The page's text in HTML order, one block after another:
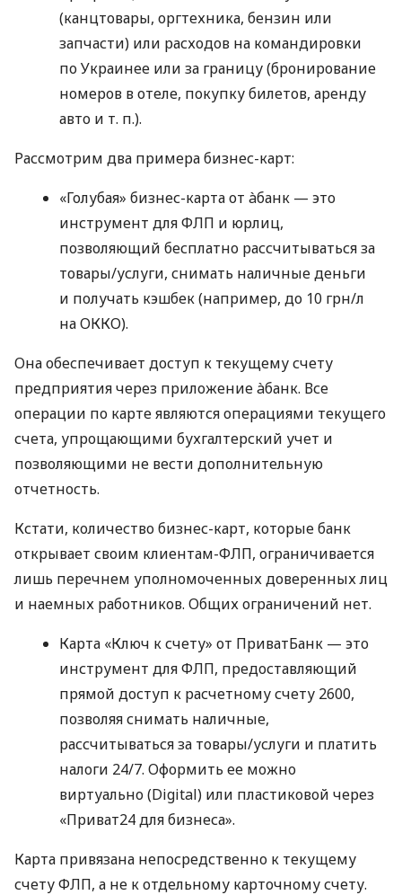
(канцтовары, оргтехника, бензин или
запчасти) или расходов на командировки
по Украинее или за границу (бронирование
номеров в отеле, покупку билетов, аренду
авто и т. п.).
Рассмотрим два примера бизнес-карт:
«Голубая» бизнес-карта от àбанк — это
инструмент для ФЛП и юрлиц,
позволяющий бесплатно рассчитываться за
товары/услуги, снимать наличные деньги
и получать кэшбек (например, до 10 грн/л
на ОККО).
Она обеспечивает доступ к текущему счету
предприятия через приложение àбанк. Все
операции по карте являются операциями текущего
счета, упрощающими бухгалтерский учет и
позволяющими не вести дополнительную
отчетность.
Кстати, количество бизнес-карт, которые банк
открывает своим клиентам-ФЛП, ограничивается
лишь перечнем уполномоченных доверенных лиц
и наемных работников. Общих ограничений нет.
Карта «Ключ к счету» от ПриватБанк — это
инструмент для ФЛП, предоставляющий
прямой доступ к расчетному счету 2600,
позволяя снимать наличные,
рассчитываться за товары/услуги и платить
налоги 24/7. Оформить ее можно
виртуально (Digital) или пластиковой через
«Приват24 для бизнеса».
Карта привязана непосредственно к текущему
счету ФЛП, а не к отдельному карточному счету.